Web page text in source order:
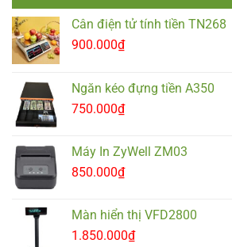
Cân điện tử tính tiền TN268
900.000₫
Ngăn kéo đựng tiền A350
750.000₫
Máy In ZyWell ZM03
850.000₫
Màn hiển thị VFD2800
1.850.000₫